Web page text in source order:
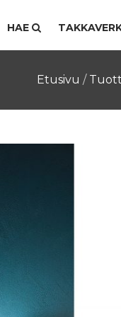
HAE
Etusivu /